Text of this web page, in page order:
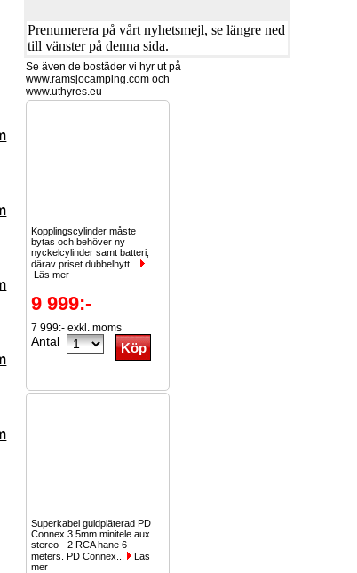
Prenumerera på vårt nyhetsmejl, se längre ned
till vänster på denna sida.
Se även de bostäder vi hyr ut på
www.ramsjocamping.com och
www.uthyres.eu
Kopplingscylinder måste
bytas och behöver ny
nyckelcylinder samt batteri,
därav priset dubbelhytt...
Läs mer
9 999:-
7 999:- exkl. moms
Antal
Superkabel guldpläterad PD
Connex 3.5mm minitele aux
stereo - 2 RCA hane 6
meters. PD Connex...
Läs
mer